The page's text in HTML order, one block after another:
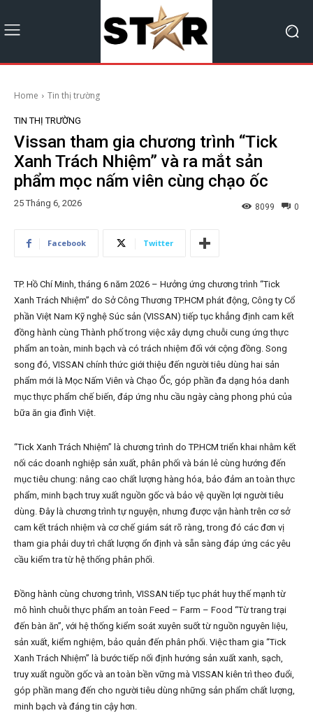
Home Tin thị trường
TIN THỊ TRƯỜNG
Vissan tham gia chương trình “Tick
Xanh Trách Nhiệm” và ra mắt sản
phẩm mọc nấm viên cùng chạo ốc
25 Tháng 6, 2026 0
8099
Facebook Twitter
TP. Hồ Chí Minh, tháng 6 năm 2026 – Hưởng ứng chương trình “Tick
Xanh Trách Nhiệm” do Sở Công Thương TP.HCM phát động, Công ty Cổ
phần Việt Nam Kỹ nghệ Súc sản (VISSAN) tiếp tục khẳng định cam kết
đồng hành cùng Thành phố trong việc xây dựng chuỗi cung ứng thực
phẩm an toàn, minh bạch và có trách nhiệm đối với cộng đồng. Song
song đó, VISSAN chính thức giới thiệu đến người tiêu dùng hai sản
phẩm mới là Mọc Nấm Viên và Chạo Ốc, góp phần đa dạng hóa danh
mục thực phẩm chế biến, đáp ứng nhu cầu ngày càng phong phú của
bữa ăn gia đình Việt.
“Tick Xanh Trách Nhiệm” là chương trình do TP.HCM triển khai nhằm kết
nối các doanh nghiệp sản xuất, phân phối và bán lẻ cùng hướng đến
mục tiêu chung: nâng cao chất lượng hàng hóa, bảo đảm an toàn thực
phẩm, minh bạch truy xuất nguồn gốc và bảo vệ quyền lợi người tiêu
dùng. Đây là chương trình tự nguyện, nhưng được vận hành trên cơ sở
cam kết trách nhiệm và cơ chế giám sát rõ ràng, trong đó các đơn vị
tham gia phải duy trì chất lượng ổn định và sẵn sàng đáp ứng các yêu
cầu kiểm tra từ hệ thống phân phối.
Đồng hành cùng chương trình, VISSAN tiếp tục phát huy thế mạnh từ
mô hình chuỗi thực phẩm an toàn Feed – Farm – Food “Từ trang trại
đến bàn ăn”, với hệ thống kiểm soát xuyên suốt từ nguồn nguyên liệu,
sản xuất, kiểm nghiệm, bảo quản đến phân phối. Việc tham gia “Tick
Xanh Trách Nhiệm” là bước tiếp nối định hướng sản xuất xanh, sạch,
truy xuất nguồn gốc và an toàn bền vững mà VISSAN kiên trì theo đuổi,
góp phần mang đến cho người tiêu dùng những sản phẩm chất lượng,
minh bạch và đáng tin cậy hơn.